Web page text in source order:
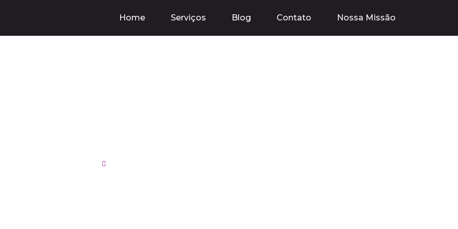
Home Serviços Blog Contato Nossa Missão